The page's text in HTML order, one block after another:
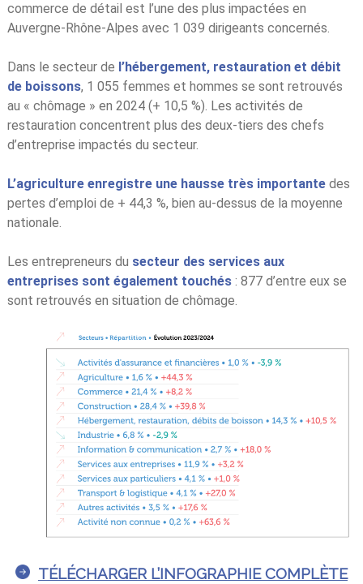
commerce de détail est l’une des plus impactées en
Auvergne-Rhône-Alpes avec 1 039 dirigeants concernés.
Dans le secteur de l’hébergement, restauration et débit
de boissons, 1 055 femmes et hommes se sont retrouvés
au « chômage » en 2024 (+ 10,5 %). Les activités de
restauration concentrent plus des deux-tiers des chefs
d’entreprise impactés du secteur.
L’agriculture enregistre une hausse très importantedes
pertes d’emploi de + 44,3 %, bien au-dessus de la moyenne
nationale.
Les entrepreneurs du secteur des services aux
entreprises sont également touchés: 877 d’entre eux se
sont retrouvés en situation de chômage.
TÉLÉCHARGER L’INFOGRAPHIE COMPLÈTE